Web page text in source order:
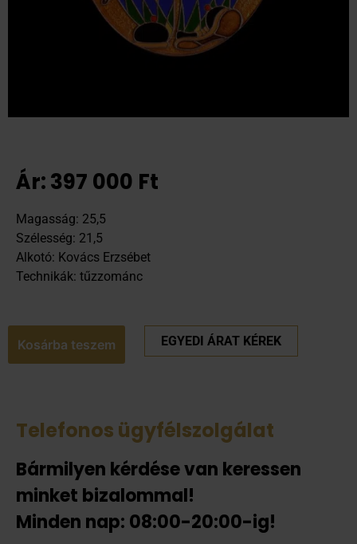
Ár:397 000 Ft
Magasság: 25,5
Szélesség: 21,5
Alkotó: Kovács Erzsébet
Technikák: tűzzománc
Kosárba teszem EGYEDI ÁRAT KÉREK
Telefonos ügyfélszolgálat
Bármilyen kérdése van keressen
minket bizalommal!
Minden nap: 08:00-20:00-ig!